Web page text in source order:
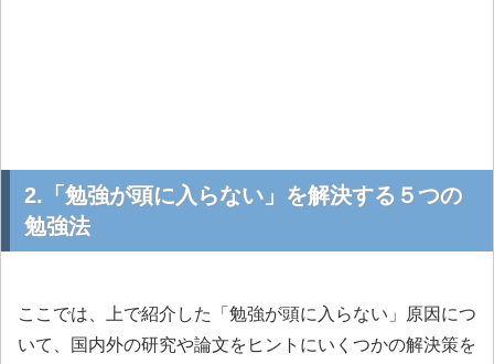
2.「勉強が頭に入らない」を解決する５つの
勉強法
ここでは、上で紹介した「勉強が頭に入らない」原因につ
いて、国内外の研究や論文をヒントにいくつかの解決策を